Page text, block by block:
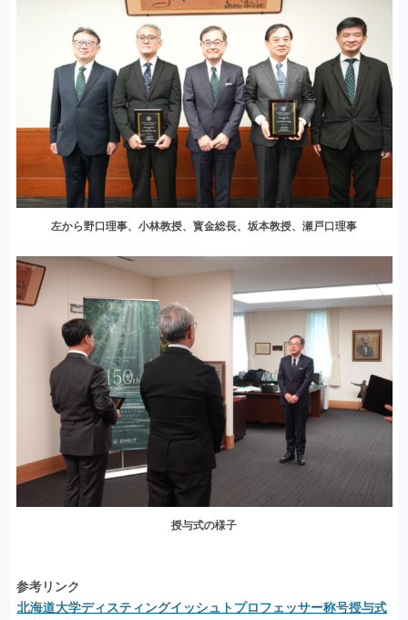
左から野口理事、小林教授、寳金総長、坂本教授、瀬戸口理事
授与式の様子
参考リンク
北海道大学ディスティングイッシュトプロフェッサー称号授与式